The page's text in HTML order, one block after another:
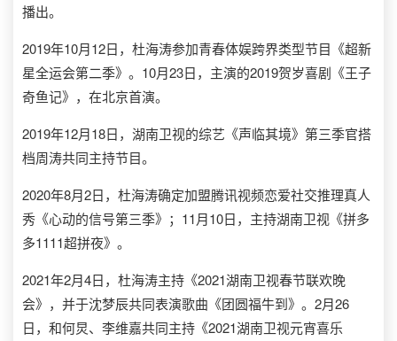
播出。
2019年10月12日，杜海涛参加青春体娱跨界类型节目《超新
星全运会第二季》。10月23日，主演的2019贺岁喜剧《王子
奇鱼记》，在北京首演。
2019年12月18日，湖南卫视的综艺《声临其境》第三季官搭
档周涛共同主持节目。
2020年8月2日，杜海涛确定加盟腾讯视频恋爱社交推理真人
秀《心动的信号第三季》；11月10日，主持湖南卫视《拼多
多1111超拼夜》。
2021年2月4日，杜海涛主持《2021湖南卫视春节联欢晚
会》，并于沈梦辰共同表演歌曲《团圆福牛到》。2月26
日，和何炅、李维嘉共同主持《2021湖南卫视元宵喜乐